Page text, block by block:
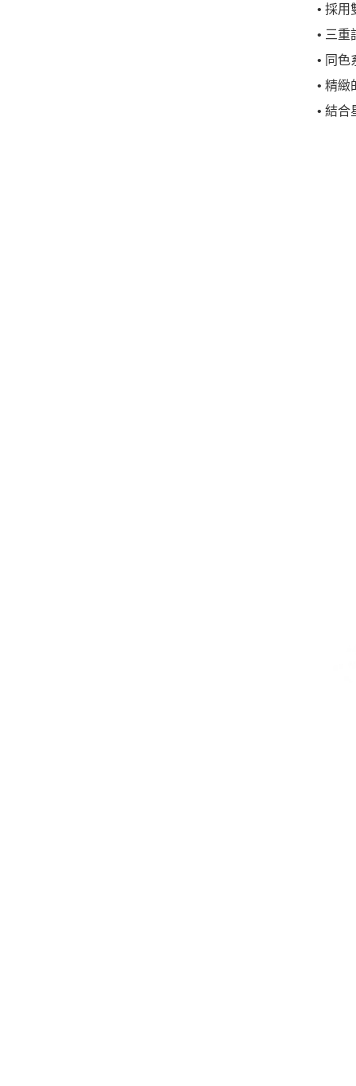
• 採用
• 三重
• 同色
• 精緻
• 結合